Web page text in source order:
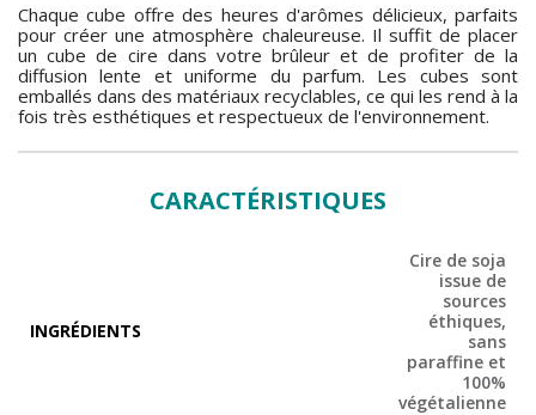
Chaque cube offre des heures d'arômes délicieux, parfaits
pour créer une atmosphère chaleureuse. Il suffit de placer
un cube de cire dans votre brûleur et de profiter de la
diffusion lente et uniforme du parfum. Les cubes sont
emballés dans des matériaux recyclables, ce qui les rend à la
fois très esthétiques et respectueux de l'environnement.
CARACTÉRISTIQUES
INGRÉDIENTS
Cire de soja
issue de
sources
éthiques,
sans
paraffine et
100%
végétalienne